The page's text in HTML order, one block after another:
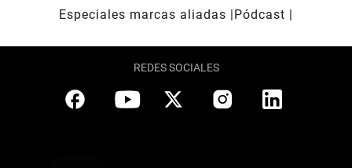
Especiales marcas aliadas
Pódcast
REDES SOCIALES